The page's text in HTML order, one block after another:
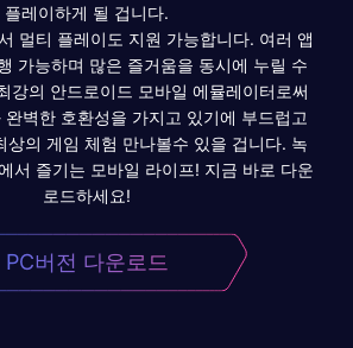
플레이하게 될 겁니다.
멀티 플레이도 지원 가능합니다. 여러 앱
가능하며 많은 즐거움을 동시에 누릴 수
강의 안드로이드 모바일 에뮬레이터로써
벽한 호환성을 가지고 있기에 부드럽고
상의 게임 체험 만나볼수 있을 겁니다. 녹
서 즐기는 모바일 라이프! 지금 바로 다운
로드하세요!
PC버전 다운로드